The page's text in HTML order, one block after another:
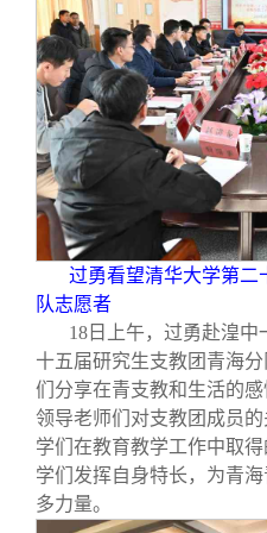
联系我们
过勇看望清华大学第二
队志愿者
18 日上午，过勇赴湟
十五届研究生支教团青海
们分享在青支教和生活的
领导老师们对支教团成员
学们在教育教学工作中取
学们发挥自身特长，为青
多力量。